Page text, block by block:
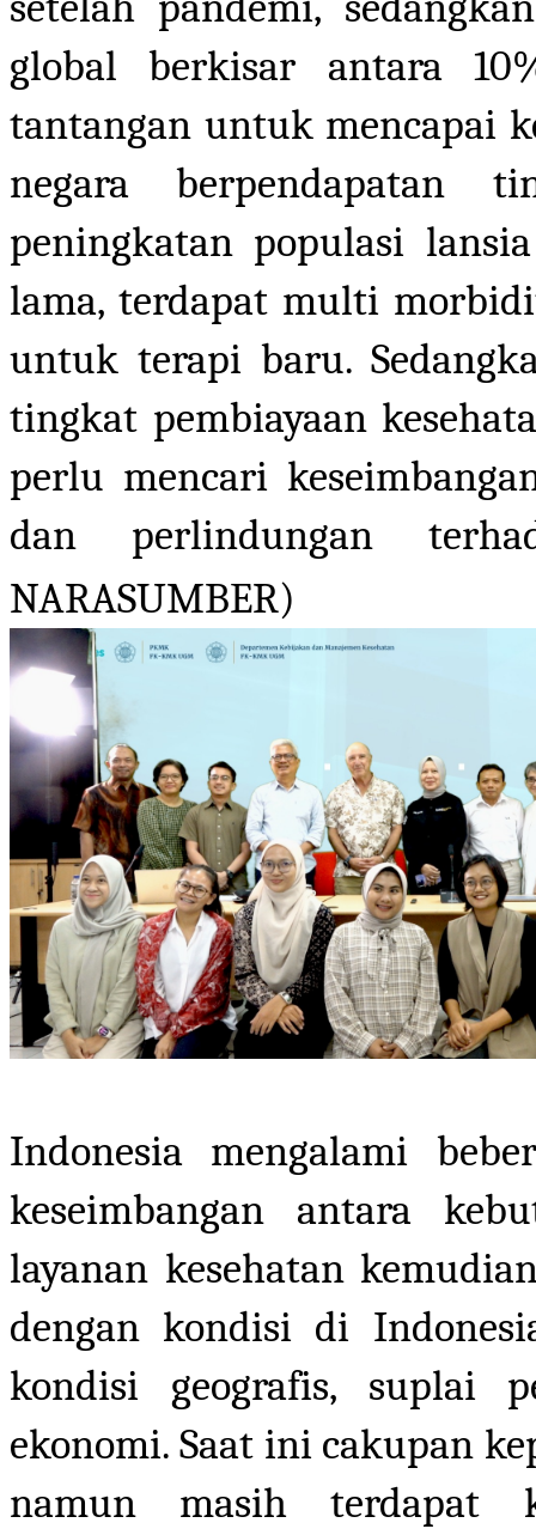
global berkisar antara
tantangan untuk mencapai
negara berpendapatan
peningkatan populasi
lama, terdapat multi
untuk terapi baru.
tingkat pembiayaan
perlu mencari
dan perlindungan
NARASUMBER)
Indonesia mengalami
keseimbangan antara
layanan kesehatan
dengan kondisi di
kondisi geografis, suplai
ekonomi. Saat ini cakupan
namun masih terdapat